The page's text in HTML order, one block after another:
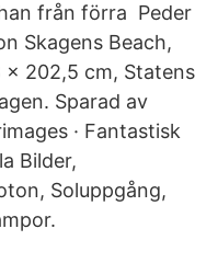
från förra Peder
Skagens Beach,
x 202,5 cm, Statens
Sparad av
· Fantastisk
Bilder,
Soluppgång,